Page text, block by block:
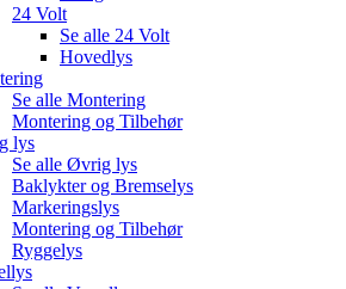
24 Volt
Se alle 24 Volt
Hovedlys
Se alle Montering
Montering og Tilbehør
lys
Se alle Øvrig lys
Baklykter og Bremselys
Markeringslys
Montering og Tilbehør
Ryggelys